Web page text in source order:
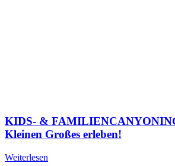
KIDS- &
Kleinen Großes erleben!
Weiterlesen